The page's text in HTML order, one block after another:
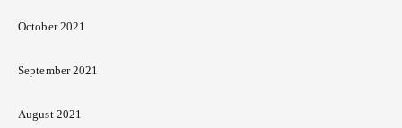
October 2021
September 2021
August 2021